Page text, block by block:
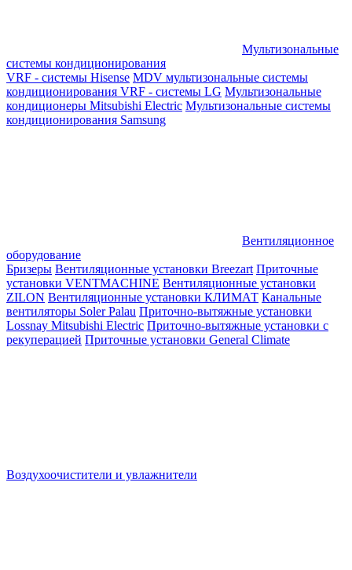
Мультизональные
системы кондиционирования
VRF - системы Hisense MDV мультизональные системы
кондиционирования VRF - системы LG Мультизональные
кондиционеры Mitsubishi Electric Мультизональные системы
кондиционирования Samsung
Вентиляционное
оборудование
Бризеры Вентиляционные установки Breezart Приточные
установки VENTMACHINE Вентиляционные установки
ZILON Вентиляционные установки КЛИМАТ Канальные
вентиляторы Soler Palau Приточно-вытяжные установки
Lossnay Mitsubishi Electric Приточно-вытяжные установки с
рекуперацией Приточные установки General Climate
Воздухоочистители и увлажнители